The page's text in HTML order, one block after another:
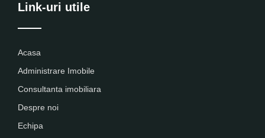
Link-uri utile
Acasa
Administrare Imobile
Consultanta imobiliara
Despre noi
Echipa